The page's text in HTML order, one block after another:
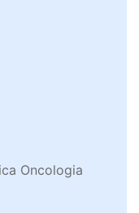
Oncologia